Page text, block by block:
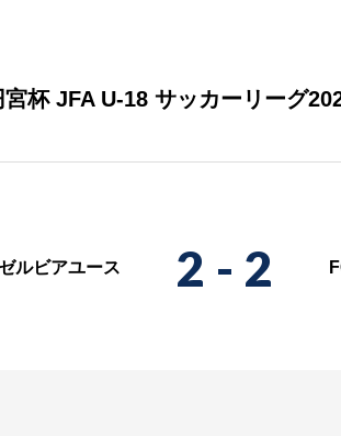
宮杯 JFA U-18 サッカーリーグ
ルビアユース 2 - 2